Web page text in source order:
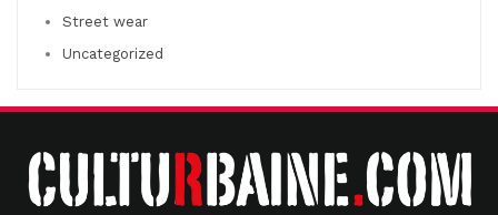
Street wear
Uncategorized